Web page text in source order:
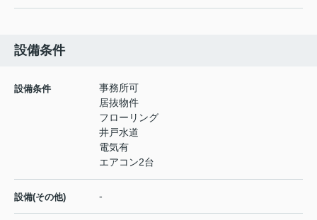
設備条件
設備条件
事務所可
居抜物件
フローリング
井戸水道
電気有
エアコン2台
設備(その他) -